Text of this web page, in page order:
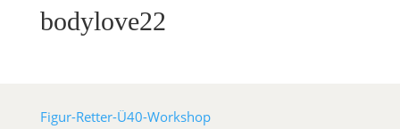
bodylove22
Figur-Retter-Ü40-Workshop